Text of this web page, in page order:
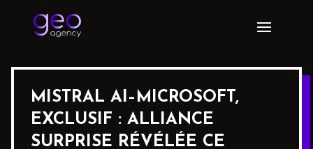
MISTRAL AI–MICROSOFT,
EXCLUSIF : ALLIANCE
SURPRISE RÉVÉLÉE CE